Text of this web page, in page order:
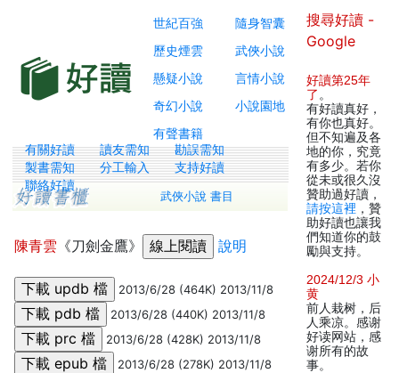
世紀百強
隨身智囊
歷史煙雲
武俠小說
懸疑小說
言情小說
奇幻小說
小說園地
有聲書籍
有關好讀 讀友需知
勘誤需知
製書需知
分工輸入
支持好讀
聯絡好讀
武俠小說 書目
陳青雲 《刀劍金鷹》 說明
2013/6/28 (464K) 2013/11/8
2013/6/28 (440K) 2013/11/8
2013/6/28 (428K) 2013/11/8
2013/6/28 (278K) 2013/11/8
搜尋好讀 -
Google
好讀第25年
了 。
有好讀真好，
有你也真好。
但不知遍及各
地的你，究竟
有多少。若你
從未或很久沒
贊助過好讀，
請按這裡 ，贊
助好讀也讓我
們知道你的鼓
勵與支持。
2024/12/3 小
黄
前人栽树，后
人乘凉。感谢
好读网站，感
谢所有的故
事。